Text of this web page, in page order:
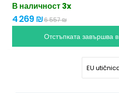
В наличност 3x
4 269 ₪6 557 ₪
Отстъпката завършва в